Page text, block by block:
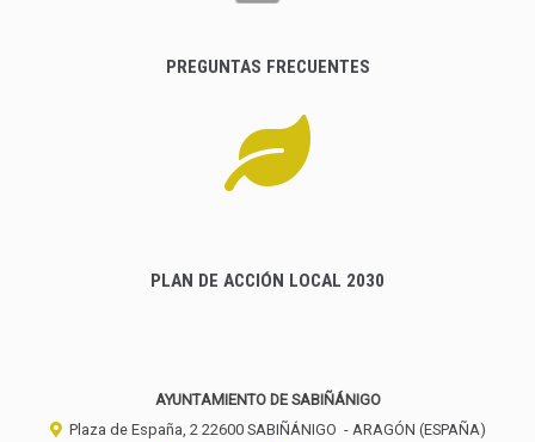
PREGUNTAS FRECUENTES
PLAN DE ACCIÓN LOCAL 2030
AYUNTAMIENTO DE SABIÑÁNIGO
Plaza de España, 2 22600 SABIÑÁNIGO - ARAGÓN (ESPAÑA)